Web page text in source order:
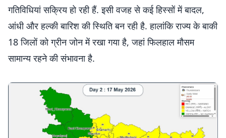
गतिविधियां सक्रिय हो रही हैं. इसी वजह से कई हिस्सों में बादल,
आंधी और हल्की बारिश की स्थिति बन रही है. हालांकि राज्य के बाकी
18 जिलों को ग्रीन जोन में रखा गया है, जहां फिलहाल मौसम
सामान्य रहने की संभावना है.